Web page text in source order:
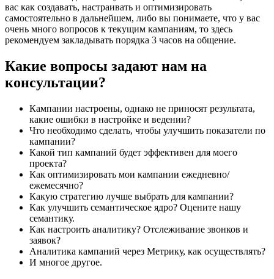
вас как создавать, настраивать и оптимизировать
самостоятельно в дальнейшем, либо вы понимаете, что у вас
очень много вопросов к текущим кампаниям, то здесь
рекомендуем закладывать порядка 3 часов на общение.
Какие вопросы задают нам на
консультации?
Кампании настроены, однако не приносят результата,
какие ошибки в настройке и ведении?
Что необходимо сделать, чтобы улучшить показатели по
кампании?
Какой тип кампаний будет эффективен для моего
проекта?
Как оптимизировать мои кампании ежедневно/
ежемесячно?
Какую стратегию лучше выбрать для кампании?
Как улучшить семантическое ядро? Оцените нашу
семантику.
Как настроить аналитику? Отслеживание звонков и
заявок?
Аналитика кампаний через Метрику, как осуществлять?
И многое другое.